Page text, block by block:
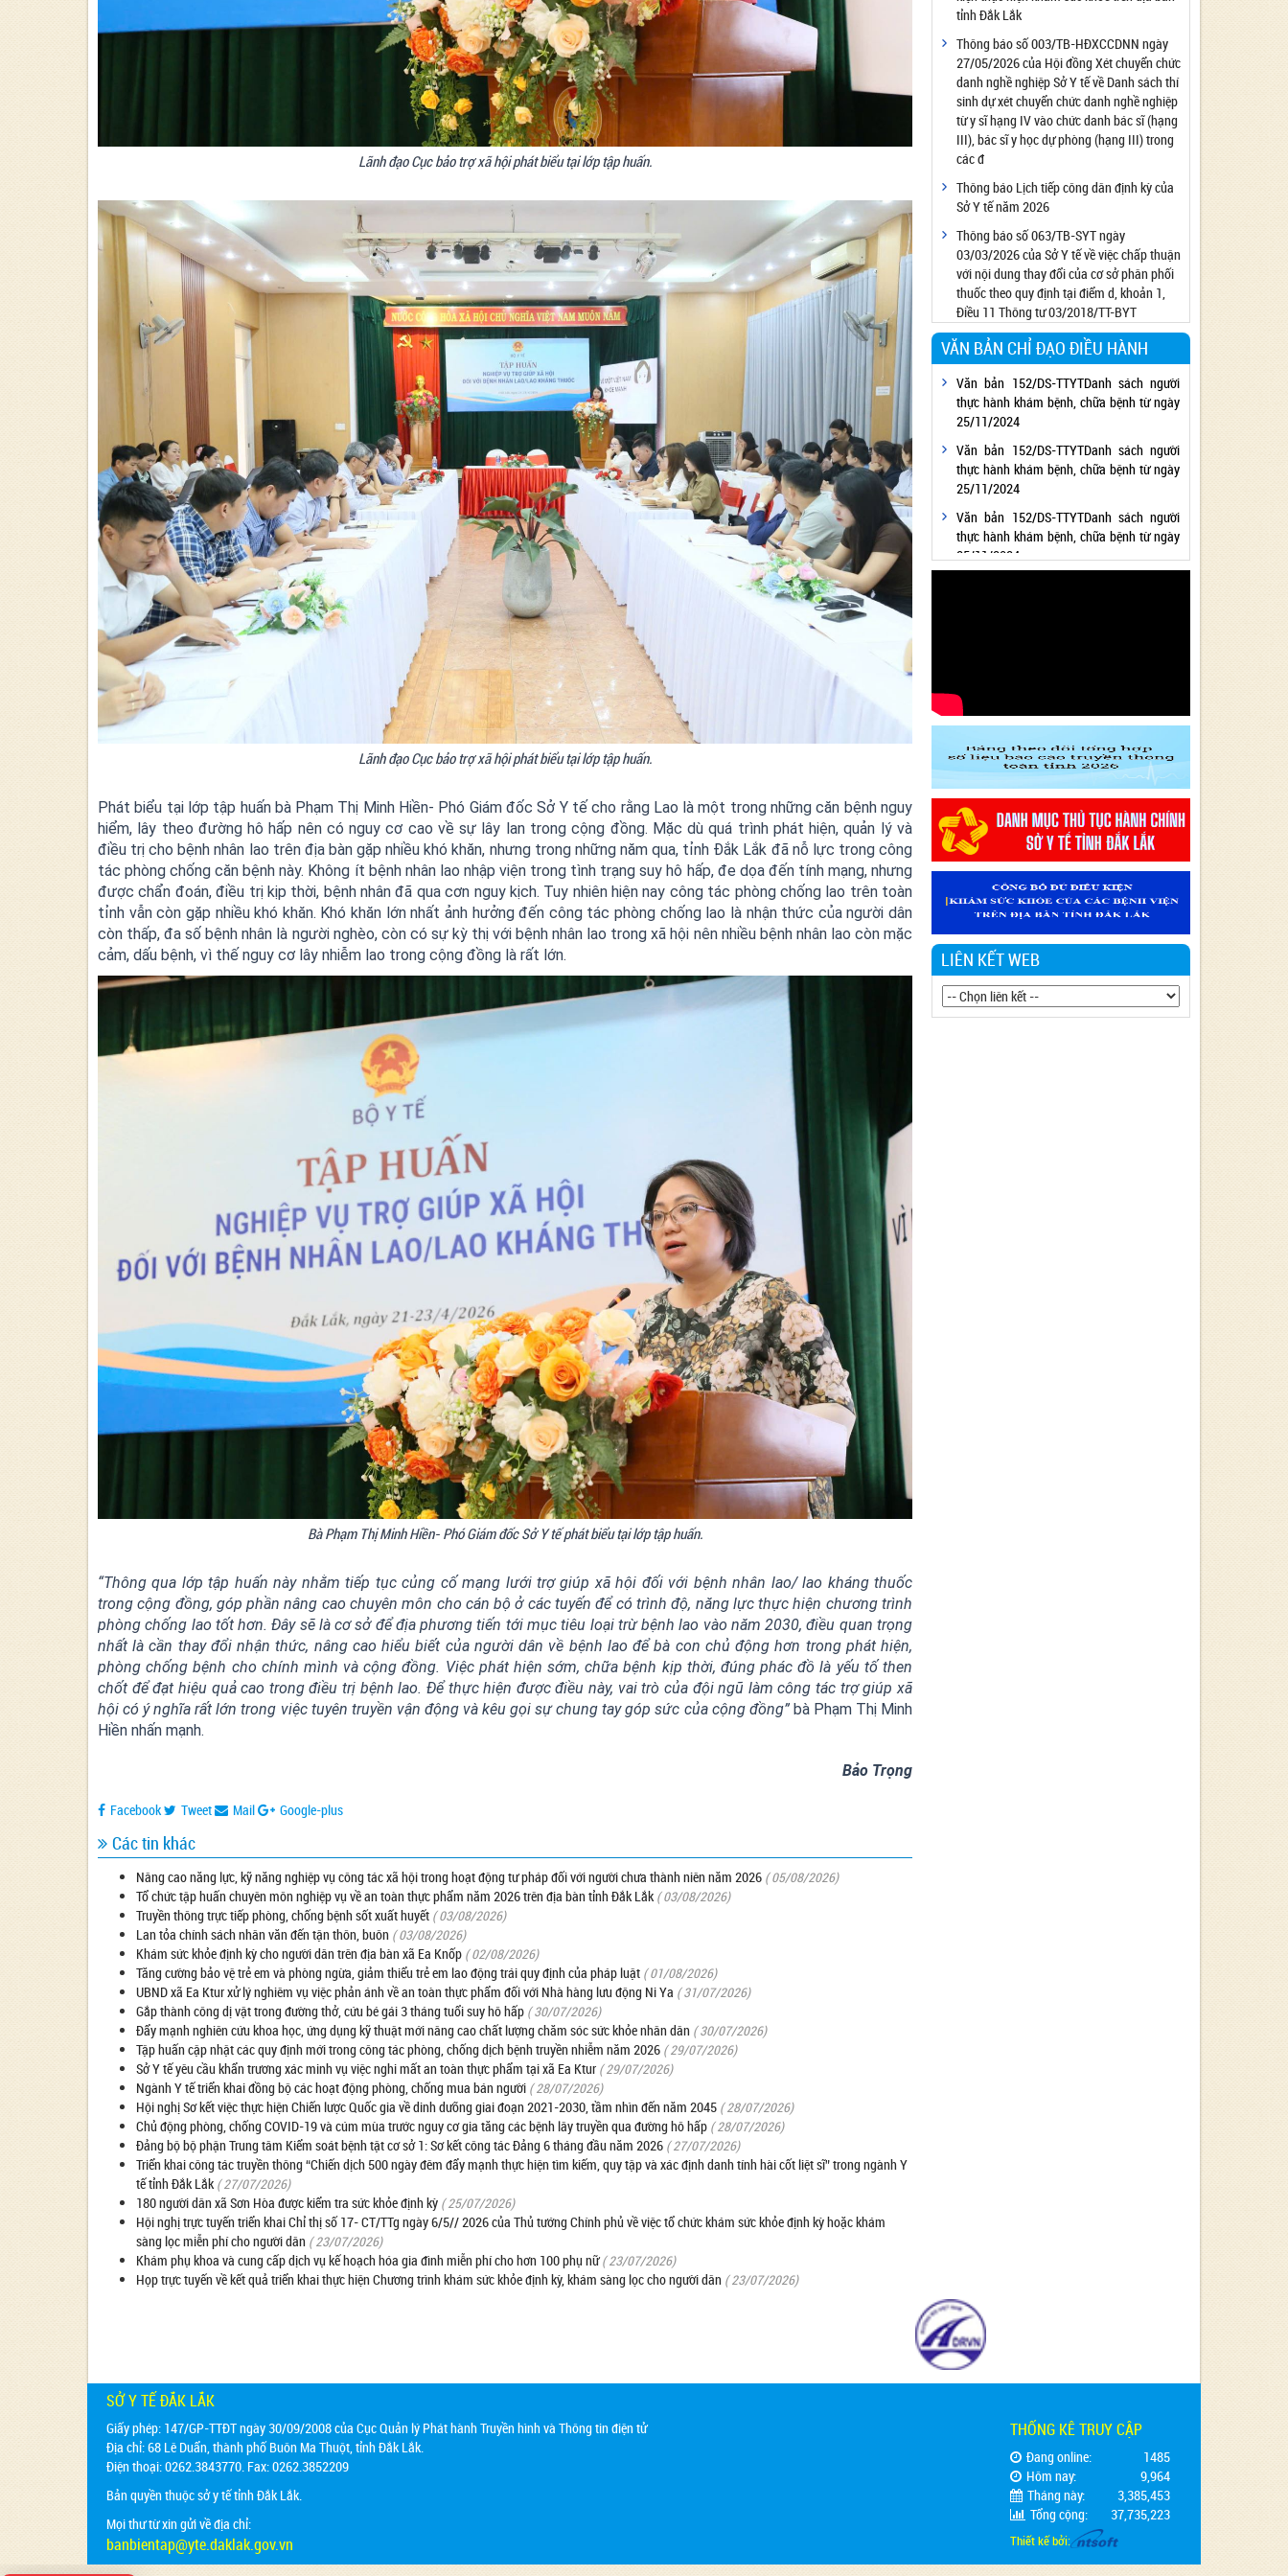
Lãnh đạo Cục bảo trợ xã hội phát biểu tại lớp tập huấn.
Lãnh đạo Cục bảo trợ xã hội phát biểu tại lớp tập huấn.
Phát biểu tại lớp tập huấn bà Phạm Thị Minh Hiền- Phó Giám đốc Sở Y tế cho rằng Lao là một trong những căn bệnh nguy
hiểm, lây theo đường hô hấp nên có nguy cơ cao về sự lây lan trong cộng đồng. Mặc dù quá trình phát hiện, quản lý và
điều trị cho bệnh nhân lao trên địa bàn gặp nhiều khó khăn, nhưng trong những năm qua, tỉnh Đắk Lắk đã nỗ lực trong công
tác phòng chống căn bệnh này. Không ít bệnh nhân lao nhập viện trong tình trạng suy hô hấp, đe dọa đến tính mạng, nhưng
được chẩn đoán, điều trị kịp thời, bệnh nhân đã qua cơn nguy kịch. Tuy nhiên hiện nay công tác phòng chống lao trên toàn
tỉnh vẫn còn gặp nhiều khó khăn. Khó khăn lớn nhất ảnh hưởng đến công tác phòng chống lao là nhận thức của người dân
còn thấp, đa số bệnh nhân là người nghèo, còn có sự kỳ thị với bệnh nhân lao trong xã hội nên nhiều bệnh nhân lao còn mặc
cảm, dấu bệnh, vì thế nguy cơ lây nhiễm lao trong cộng đồng là rất lớn.
Bà Phạm Thị Minh Hiền- Phó Giám đốc Sở Y tế phát biểu tại lớp tập huấn.
“Thông qua lớp tập huấn này nhằm tiếp tục củng cố mạng lưới trợ giúp xã hội đối với bệnh nhân lao/ lao kháng thuốc
trong cộng đồng, góp phần nâng cao chuyên môn cho cán bộ ở các tuyến để có trình độ, năng lực thực hiện chương trình
phòng chống lao tốt hơn. Đây sẽ là cơ sở để địa phương tiến tới mục tiêu loại trừ bệnh lao vào năm 2030, điều quan trọng
nhất là cần thay đổi nhận thức, nâng cao hiểu biết của người dân về bệnh lao để bà con chủ động hơn trong phát hiện,
phòng chống bệnh cho chính mình và cộng đồng. Việc phát hiện sớm, chữa bệnh kịp thời, đúng phác đồ là yếu tố then
chốt để đạt hiệu quả cao trong điều trị bệnh lao. Để thực hiện được điều này, vai trò của đội ngũ làm công tác trợ giúp xã
hội có ý nghĩa rất lớn trong việc tuyên truyền vận động và kêu gọi sự chung tay góp sức của cộng đồng”bà Phạm Thị Minh
Hiền nhấn mạnh.
Bảo Trọng
Facebook Tweet Mail Google-plus
Các tin khác
Nâng cao năng lực, kỹ năng nghiệp vụ công tác xã hội trong hoạt động tư pháp đối với người chưa thành niên năm 2026 ( 05/08/2026)
Tổ chức tập huấn chuyên môn nghiệp vụ về an toàn thực phẩm năm 2026 trên địa bàn tỉnh Đắk Lắk ( 03/08/2026)
Truyền thông trực tiếp phòng, chống bệnh sốt xuất huyết ( 03/08/2026)
Lan tỏa chính sách nhân văn đến tận thôn, buôn ( 03/08/2026)
Khám sức khỏe định kỳ cho người dân trên địa bàn xã Ea Knốp ( 02/08/2026)
Tăng cường bảo vệ trẻ em và phòng ngừa, giảm thiểu trẻ em lao động trái quy định của pháp luật ( 01/08/2026)
UBND xã Ea Ktur xử lý nghiêm vụ việc phản ánh về an toàn thực phẩm đối với Nhà hàng lưu động Ni Ya ( 31/07/2026)
Gắp thành công dị vật trong đường thở, cứu bé gái 3 tháng tuổi suy hô hấp ( 30/07/2026)
Đẩy mạnh nghiên cứu khoa học, ứng dụng kỹ thuật mới nâng cao chất lượng chăm sóc sức khỏe nhân dân ( 30/07/2026)
Tập huấn cập nhật các quy định mới trong công tác phòng, chống dịch bệnh truyền nhiễm năm 2026 ( 29/07/2026)
Sở Y tế yêu cầu khẩn trương xác minh vụ việc nghi mất an toàn thực phẩm tại xã Ea Ktur ( 29/07/2026)
Ngành Y tế triển khai đồng bộ các hoạt động phòng, chống mua bán người ( 28/07/2026)
Hội nghị Sơ kết việc thực hiện Chiến lược Quốc gia về dinh dưỡng giai đoạn 2021-2030, tầm nhìn đến năm 2045 ( 28/07/2026)
Chủ động phòng, chống COVID-19 và cúm mùa trước nguy cơ gia tăng các bệnh lây truyền qua đường hô hấp ( 28/07/2026)
Đảng bộ bộ phận Trung tâm Kiểm soát bệnh tật cơ sở 1: Sơ kết công tác Đảng 6 tháng đầu năm 2026 ( 27/07/2026)
Triển khai công tác truyền thông “Chiến dịch 500 ngày đêm đẩy mạnh thực hiện tìm kiếm, quy tập và xác định danh tính hài cốt liệt sĩ” trong ngành Y
tế tỉnh Đắk Lắk ( 27/07/2026)
180 người dân xã Sơn Hòa được kiểm tra sức khỏe định kỳ ( 25/07/2026)
Hội nghị trực tuyến triển khai Chỉ thị số 17- CT/TTg ngày 6/5// 2026 của Thủ tướng Chính phủ về việc tổ chức khám sức khỏe định kỳ hoặc khám
sàng lọc miễn phí cho người dân ( 23/07/2026)
Khám phụ khoa và cung cấp dịch vụ kế hoạch hóa gia đình miễn phí cho hơn 100 phụ nữ ( 23/07/2026)
Họp trực tuyến về kết quả triển khai thực hiện Chương trình khám sức khỏe định kỳ, khám sàng lọc cho người dân ( 23/07/2026)
Công bố đủ điều kiện cung cấp dịch vụ diệt
côn trùng, diệt khuẩn bằng chế phẩm
Công bố cơ sở đủ điều kiện quan trắc môi
trường lao động
Công bố hồ sơ về trang thiết bị y tế
Công bố cơ sở đủ điều kiện tiêm chủng
Cơ sở Massage đủ điều kiện hoạt động
Cơ sở thẩm mỹ đủ điều kiện hoạt động
tỉnh Đắk Lắk
Thông báo số 003/TB-HĐXCCDNN ngày
27/05/2026 của Hội đồng Xét chuyển chức
danh nghề nghiệp Sở Y tế về Danh sách thí
sinh dự xét chuyển chức danh nghề nghiệp
từ y sĩ hạng IV vào chức danh bác sĩ (hạng
III), bác sĩ y học dự phòng (hạng III) trong
các đ
Thông báo Lịch tiếp công dân định kỳ của
Sở Y tế năm 2026
Thông báo số 063/TB-SYT ngày
03/03/2026 của Sở Y tế về việc chấp thuận
với nội dung thay đổi của cơ sở phân phối
thuốc theo quy định tại điểm d, khoản 1,
Điều 11 Thông tư 03/2018/TT-BYT
VĂN BẢN CHỈ ĐẠO ĐIỀU HÀNH
Văn bản 152/DS-TTYTDanh sách người
thực hành khám bệnh, chữa bệnh từ ngày
25/11/2024
Văn bản 152/DS-TTYTDanh sách người
thực hành khám bệnh, chữa bệnh từ ngày
25/11/2024
Văn bản 152/DS-TTYTDanh sách người
thực hành khám bệnh, chữa bệnh từ ngày
25/11/2024
2024 - Lĩnh vực Y tế
Văn bản 24/KH-SYT về việc thực hiện
Chương trình hành động thực hiện Nghị
quyết số 01/NQ-CP ngày 05/01/2024 của
Chính phủ về nhiệm vụ, giải pháp chủ yếu
thực hiện Kế hoạch phát triển kinh tế - xã
hội và Dự toán ngân sách nhà nước năm
2024 - Lĩnh vực Y tế
Văn bản 24/KH-SYT về việc thực hiện
Chương trình hành động thực hiện Nghị
quyết số 01/NQ-CP ngày 05/01/2024 của
thực hiện Kế hoạch phát triển kinh tế - xã
hội và Dự toán ngân sách nhà nước năm
2024 - Lĩnh vực Y tế
Văn bản 90/KH-BCĐ-PH06 thực hiện
LIÊN KẾT WEB
SỞ Y TẾ ĐẮK LẮK
Giấy phép: 147/GP-TTĐT ngày 30/09/2008 của Cục Quản lý Phát hành Truyền hình và Thông tin điện tử
Địa chỉ:68 Lê Duẩn, thành phố Buôn Ma Thuột, tỉnh Đắk Lắk.
Điện thoại: 0262.3843770. Fax: 0262.3852209
Bản quyền thuộc sở y tế tỉnh Đắk Lắk.
Mọi thư từ xin gửi về địa chỉ:
banbientap@yte.daklak.gov.vn
THỐNG KÊ TRUY CẬP
Đang online:
1485
Hôm nay:
9,964
Tháng này:
3,385,453
Tổng cộng:
37,735,223
Thiết kế bởi: